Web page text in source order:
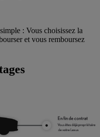
: Vous choisissez la
et vous remboursez